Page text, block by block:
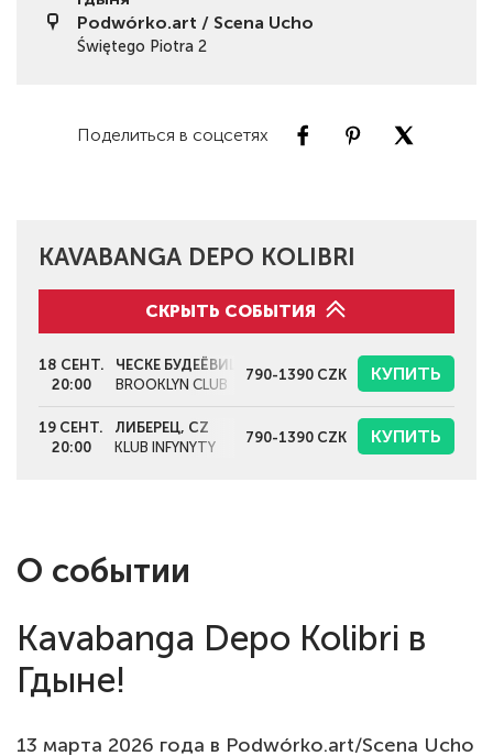
Podwórko.art / Scena Ucho
Świętego Piotra 2
Поделиться в соцсетях
KAVABANGA DEPO KOLIBRI
СКРЫТЬ СОБЫТИЯ
18 СЕНТ.
20:00
ЧЕСКЕ БУДЕЁВИЦЕ, CZ
BROOKLYN CLUB
790-1390 CZK КУПИТЬ
19 СЕНТ.
20:00
ЛИБЕРЕЦ, CZ
KLUB INFYNYTY
790-1390 CZK КУПИТЬ
О событии
Kavabanga Depo Kolibri в
Гдыне!
13 марта 2026 года в Podwórko.art/Scena Ucho